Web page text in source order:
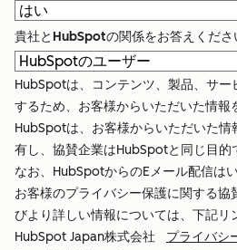
貴社とHubSpotの関係をお答えくださ
HubSpotは、コンテンツ、製品、サー
するため、お客様からいただいた情報
HubSpotは、お客様からいただいた情
有し、協賛企業はHubSpotと同じ目的
なお、HubSpotからのEメール配信は
お客様のプライバシー保護に関する協
びより詳しい情報については、下記リ
HubSpot Japan株式会社 プライバシ